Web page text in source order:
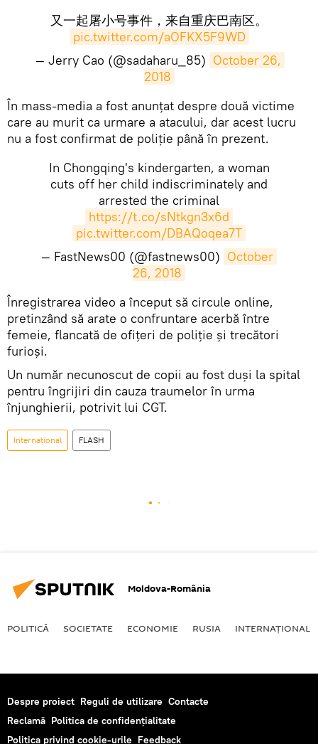
又一起屠小号事件，来自重庆巴南区。
pic.twitter.com/aOFKX5F9WD
— Jerry Cao (@sadaharu_85) October 26,
2018
​În mass-media a fost anunțat despre două victime
care au murit ca urmare a atacului, dar acest lucru
nu a fost confirmat de poliție până în prezent.
In Chongqing's kindergarten, a woman
cuts off her child indiscriminately and
arrested the criminal
https://t.co/sNtkgn3x6d
pic.twitter.com/DBAQoqea7T
— FastNews00 (@fastnews00) October
26, 2018
​Înregistrarea video a început să circule online,
pretinzând să arate o confruntare acerbă între
femeie, flancată de ofițeri de poliție și trecători
furioși.
Un număr necunoscut de copii au fost duși la spital
pentru îngrijiri din cauza traumelor în urma
înjunghierii, potrivit lui CGT.
Internaţional FLASH
Moldova-România
POLITICĂ SOCIETATE ECONOMIE RUSIA INTERNAŢIONAL
Despre proiect Reguli de utilizare Contacte
Reclamă Politica de confidențialitate
Politica privind cookie-urile Feedback